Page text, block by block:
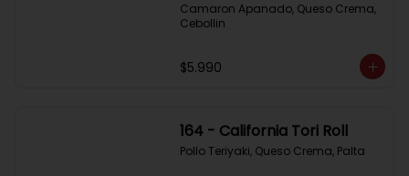
Camaron Apanado, Queso Crema,
Cebollin
$5.990
164 - California Tori Roll
Pollo Teriyaki, Queso Crema, Palta